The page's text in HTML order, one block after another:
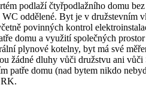
podlaží čtyřpodlažního domu
oddělené. Byt je v
povinných kontrol
domu a využití společných
plynové kotelny, byt má své
žádné dluhy vůči družstvu ani
domu (nad bytem nikdo
RK.